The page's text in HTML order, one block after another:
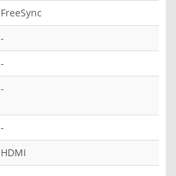
FreeSync
-
-
-
-
HDMI